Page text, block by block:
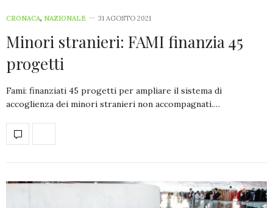
CRONACA, NAZIONALE 31 AGOSTO 2021
Minori stranieri: FAMI finanzia 45
progetti
Fami: finanziati 45 progetti per ampliare il sistema di
accoglienza dei minori stranieri non accompagnati.…